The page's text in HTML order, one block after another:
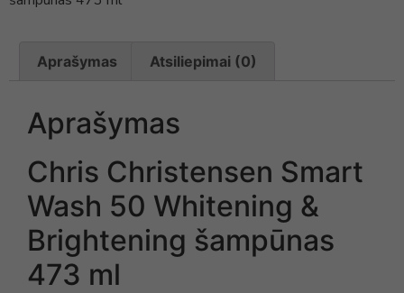
Aprašymas Atsiliepimai (0)
Aprašymas
Chris Christensen Smart
Wash 50 Whitening &
Brightening šampūnas
473 ml